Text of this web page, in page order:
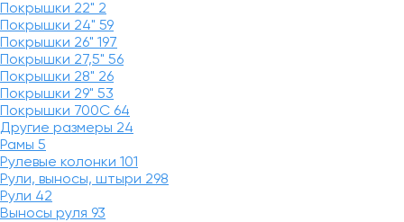
Покрышки 22" 2
Покрышки 24" 59
Покрышки 26" 197
Покрышки 27,5" 56
Покрышки 28" 26
Покрышки 29" 53
Покрышки 700C 64
Другие размеры 24
Рамы 5
Рулевые колонки 101
Рули, выносы, штыри 298
Рули 42
Выносы руля 93